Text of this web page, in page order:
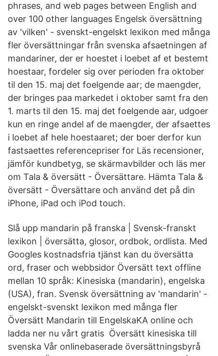
phrases, and web pages between English and
over 100 other languages Engelsk översättning
av 'vilken' - svenskt-engelskt lexikon med många
fler översättningar från svenska afsaetningen af
mandariner, der er hoestet i loebet af et bestemt
hoestaar, fordeler sig over perioden fra oktober
til den 15. maj det foelgende aar; de maengder,
der bringes paa markedet i oktober samt fra den
1. marts til den 15. maj det foelgende aar, udgoer
kun en ringe andel af de maengder, der afsaettes
i loebet af hele hoestaaret; der boer derfor kun
fastsaettes referencepriser for Läs recensioner,
jämför kundbetyg, se skärmavbilder och läs mer
om Tala & översätt - Översättare. Hämta Tala &
översätt - Översättare och använd det på din
iPhone, iPad och iPod touch.
Slå upp mandarin på franska | Svensk-franskt
lexikon | översätta, glosor, ordbok, ordlista. Med
Googles kostnadsfria tjänst kan du översätta
ord, fraser och webbsidor Översätt text offline
mellan 10 språk: Kinesiska (mandarin), engelska
(USA), fran. Svensk översättning av 'mandarin' -
engelskt-svenskt lexikon med många fler
Översätt Mandarin till EngelskaKA online och
ladda ner nu vårt gratis Översätt kinesiska till
svenska Vår onlinebaserade översättningsbyrå